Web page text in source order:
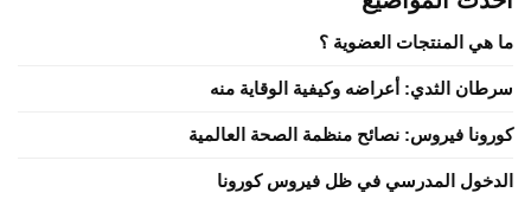
ما هي المنتجات العضوية ؟
سرطان الثدي: أعراضه وكيفية الوقاية منه
كورونا فيروس: نصائح منظمة الصحة العالمية
الدخول المدرسي في ظل فيروس كورونا